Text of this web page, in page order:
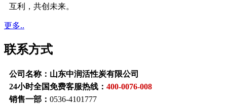
互利，共创未来。
更多..
联系方式
公司名称：山东中润活性炭有限公司
24小时全国免费客服热线： 400-0076-008
销售一部： 0536-4101777